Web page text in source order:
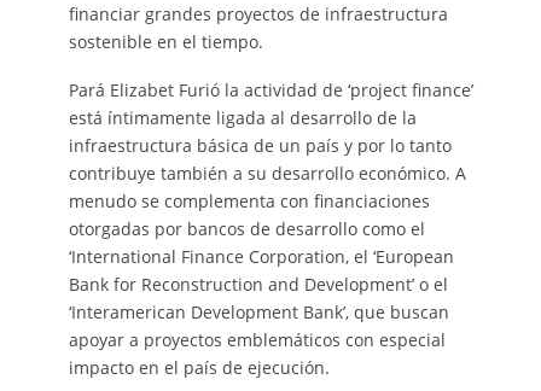
financiar grandes proyectos de infraestructura
sostenible en el tiempo.
Pará Elizabet Furió la actividad de ‘project finance’
está íntimamente ligada al desarrollo de la
infraestructura básica de un país y por lo tanto
contribuye también a su desarrollo económico. A
menudo se complementa con financiaciones
otorgadas por bancos de desarrollo como el
‘International Finance Corporation, el ‘European
Bank for Reconstruction and Development’ o el
‘Interamerican Development Bank’, que buscan
apoyar a proyectos emblemáticos con especial
impacto en el país de ejecución.